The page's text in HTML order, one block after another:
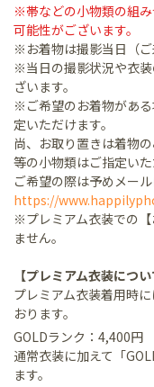
※帯などの小物類の組
可能性がございます。
※お着物は撮影当日（ご
※当日の撮影状況や衣
ざいます。
※ご希望のお着物があ
定いただけます。
尚、お取り置きは着物
等の小物類はご指定い
ご希望の際は予めメー
https://
※プレミアム衣装での
ません。
【プレミアム衣装につい
プレミアム衣装着用時
おります。
GOLDランク：4,400円
通常衣装に加えて「
ます。